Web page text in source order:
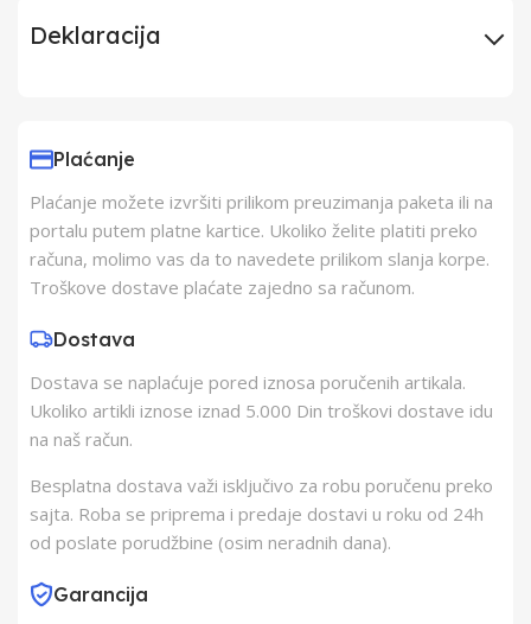
Deklaracija
Zemlja Porekla Kina
Zemlja Uvoza
Barkod 8606107345406
Plaćanje
Plaćanje možete izvršiti prilikom preuzimanja paketa ili na
portalu putem platne kartice. Ukoliko želite platiti preko
računa, molimo vas da to navedete prilikom slanja korpe.
Troškove dostave plaćate zajedno sa računom.
Dostava
Dostava se naplaćuje pored iznosa poručenih artikala.
Ukoliko artikli iznose iznad 5.000 Din troškovi dostave idu
na naš račun.
Besplatna dostava važi isključivo za robu poručenu preko
sajta. Roba se priprema i predaje dostavi u roku od 24h
od poslate porudžbine (osim neradnih dana).
Garancija